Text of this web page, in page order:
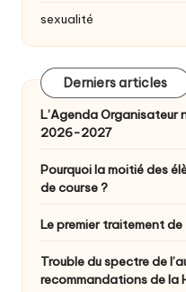
sexualité
Derniers articles
L’Agenda Organisateur
2026-2027
Pourquoi la moitié des
de course ?
Le premier traitement
Trouble du spectre de
recommandations de la